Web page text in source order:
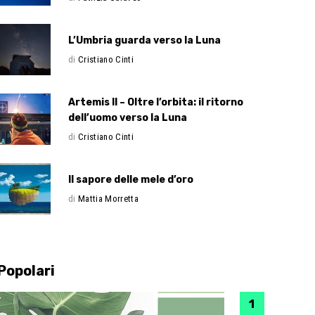
L’Umbria guarda verso la Luna
di Cristiano Cinti
Artemis II – Oltre l’orbita: il ritorno
dell’uomo verso la Luna
di Cristiano Cinti
Il sapore delle mele d’oro
di Mattia Morretta